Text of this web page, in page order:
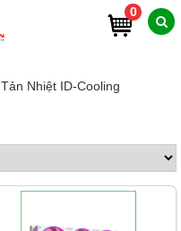
0
Tản Nhiệt ID-Cooling